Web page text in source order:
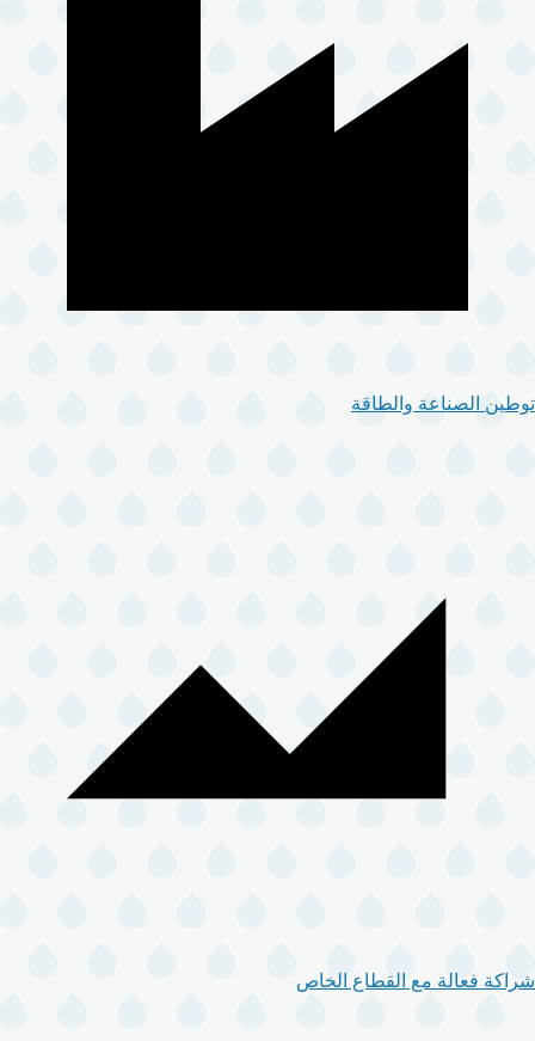
توطين الصناعة والطاقة
شراكة فعالة مع القطاع الخاص